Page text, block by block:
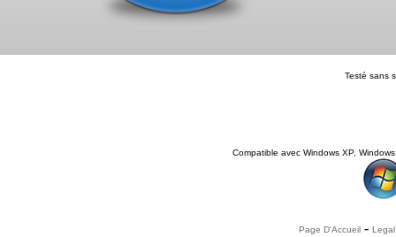
Testé sans
Compatible avec Windows XP,
Page D'Accueil -Legal